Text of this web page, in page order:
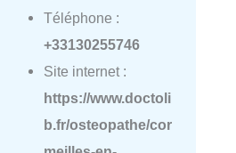
Téléphone :
+33130255746
Site internet :
https://www.doctoli
b.fr/osteopathe/cor